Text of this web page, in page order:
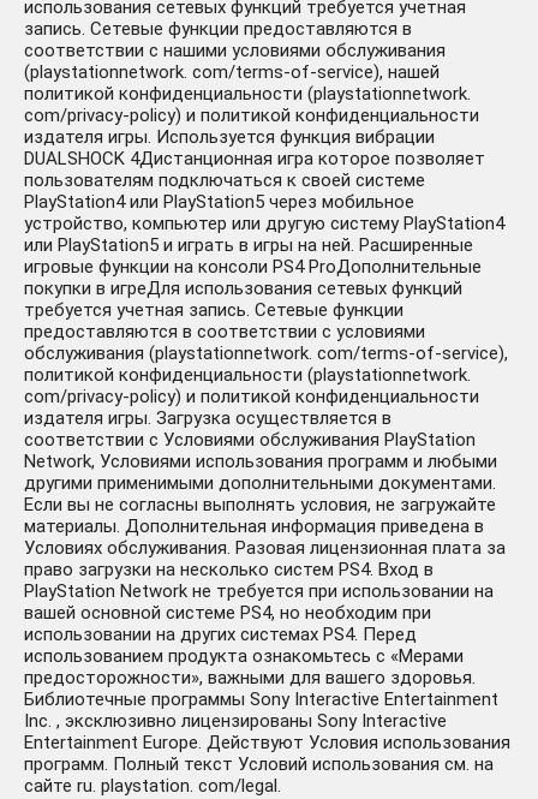
использования сетевых функций требуется учетная
запись. Сетевые функции предоставляются в
соответствии с нашими условиями обслуживания
(playstationnetwork. com/terms-of-service), нашей
политикой конфиденциальности (playstationnetwork.
com/privacy-policy) и политикой конфиденциальности
издателя игры. Используется функция вибрации
DUALSHOCK 4Дистанционная игра которое позволяет
пользователям подключаться к своей системе
PlayStation4 или PlayStation5 через мобильное
устройство, компьютер или другую систему PlayStation4
или PlayStation5 и играть в игры на ней. Расширенные
игровые функции на консоли PS4 ProДополнительные
покупки в игреДля использования сетевых функций
требуется учетная запись. Сетевые функции
предоставляются в соответствии с условиями
обслуживания (playstationnetwork. com/terms-of-service),
политикой конфиденциальности (playstationnetwork.
com/privacy-policy) и политикой конфиденциальности
издателя игры. Загрузка осуществляется в
соответствии с Условиями обслуживания PlayStation
Network, Условиями использования программ и любыми
другими применимыми дополнительными документами.
Если вы не согласны выполнять условия, не загружайте
материалы. Дополнительная информация приведена в
Условиях обслуживания. Разовая лицензионная плата за
право загрузки на несколько систем PS4. Вход в
PlayStation Network не требуется при использовании на
вашей основной системе PS4, но необходим при
использовании на других системах PS4. Перед
использованием продукта ознакомьтесь с «Мерами
предосторожности», важными для вашего здоровья.
Библиотечные программы Sony Interactive Entertainment
Inc. , эксклюзивно лицензированы Sony Interactive
Entertainment Europe. Действуют Условия использования
программ. Полный текст Условий использования см. на
сайте ru. playstation. com/legal.